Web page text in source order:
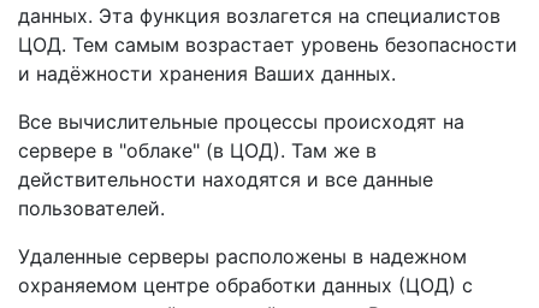
данных. Эта функция возлагется на специалистов
ЦОД. Тем самым возрастает уровень безопасности
и надёжности хранения Ваших данных.
Все вычислительные процессы происходят на
сервере в "облаке" (в ЦОД). Там же в
действительности находятся и все данные
пользователей.
Удаленные серверы расположены в надежном
охраняемом центре обработки данных (ЦОД) с